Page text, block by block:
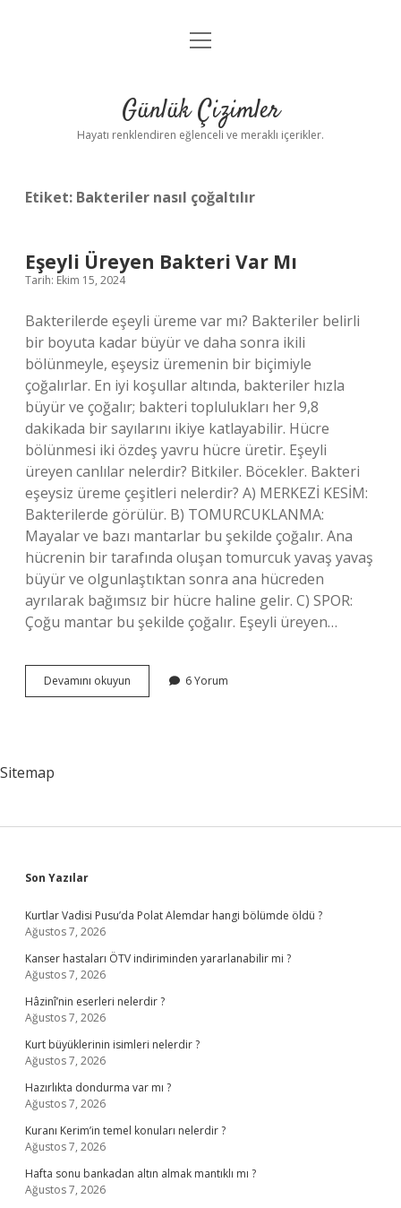
Anasayfa
Yasal Uyarı
menüyü
Günlük Çizimler
Hayatı renklendiren eğlenceli ve meraklı içerikler.
Etiket: Bakteriler nasıl çoğaltılır
Eşeyli Üreyen Bakteri Var Mı
Tarih: Ekim 15, 2024
Bakterilerde eşeyli üreme var mı? Bakteriler belirli
bir boyuta kadar büyür ve daha sonra ikili
bölünmeyle, eşeysiz üremenin bir biçimiyle
çoğalırlar. En iyi koşullar altında, bakteriler hızla
büyür ve çoğalır; bakteri toplulukları her 9,8
dakikada bir sayılarını ikiye katlayabilir. Hücre
bölünmesi iki özdeş yavru hücre üretir. Eşeyli
üreyen canlılar nelerdir? Bitkiler. Böcekler. Bakteri
eşeysiz üreme çeşitleri nelerdir? A) MERKEZİ KESİM:
Bakterilerde görülür. B) TOMURCUKLANMA:
Mayalar ve bazı mantarlar bu şekilde çoğalır. Ana
hücrenin bir tarafında oluşan tomurcuk yavaş yavaş
büyür ve olgunlaştıktan sonra ana hücreden
ayrılarak bağımsız bir hücre haline gelir. C) SPOR:
Çoğu mantar bu şekilde çoğalır. Eşeyli üreyen…
Devamını okuyun
Üreyen
6 Yorum
Sitemap
Sidebar
Son Yazılar
Kurtlar Vadisi Pusu’da Polat Alemdar hangi bölümde öldü ?
Ağustos 7, 2026
Kanser hastaları ÖTV indiriminden yararlanabilir mi ?
Ağustos 7, 2026
Hâzinî’nin eserleri nelerdir ?
Ağustos 7, 2026
Kurt büyüklerinin isimleri nelerdir ?
Ağustos 7, 2026
Hazırlıkta dondurma var mı ?
Ağustos 7, 2026
Kuranı Kerim’in temel konuları nelerdir ?
Ağustos 7, 2026
Hafta sonu bankadan altın almak mantıklı mı ?
Ağustos 7, 2026